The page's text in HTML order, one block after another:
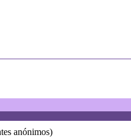
anónimos)